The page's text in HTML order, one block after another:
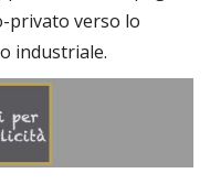
privato verso lo
industriale.